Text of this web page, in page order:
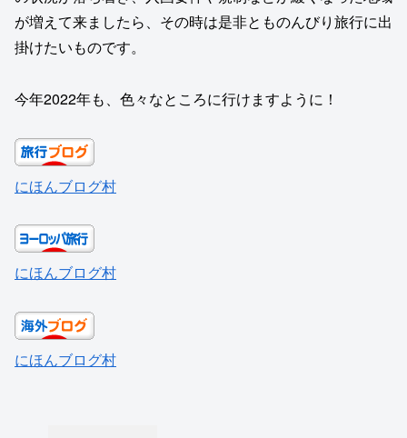
が増えて来ましたら、その時は是非とものんびり旅行に出
掛けたいものです。
今年2022年も、色々なところに行けますように！
にほんブログ村
にほんブログ村
にほんブログ村